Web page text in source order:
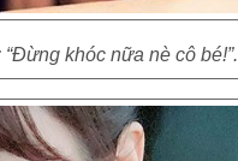
khóc nữa nè cô bé!”.